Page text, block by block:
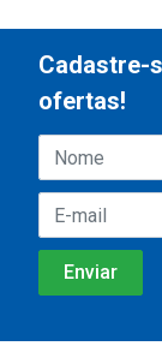
Cadastre-
ofertas!